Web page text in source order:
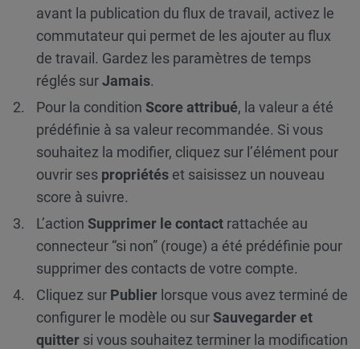
avant la publication du flux de travail, activez le
commutateur qui permet de les ajouter au flux
de travail. Gardez les paramètres de temps
réglés surJamais.
Pour la condition Score attribué, la valeur a été
prédéfinie à sa valeur recommandée. Si vous
souhaitez la modifier, cliquez sur l’élément pour
ouvrir ses propriétés et saisissez un nouveau
score à suivre.
L’action Supprimer le contact rattachée au
connecteur “si non” (rouge) a été prédéfinie pour
supprimer des contacts de votre compte.
Cliquez sur Publier lorsque vous avez terminé de
configurer le modèle ou surSauvegarder et
quitter si vous souhaitez terminer la modification